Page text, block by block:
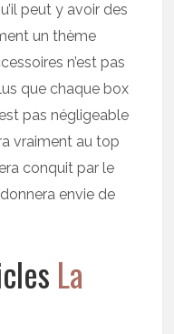
peut y avoir des
un thème
n’est pas
que chaque box
pas négligeable
vraiment au top
conquit par le
envie de
La